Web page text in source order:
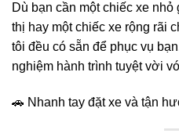
Dù bạn cần một chiếc xe
thị hay một chiếc xe rộng rãi
tôi đều có sẵn để phục vụ
nghiệm hành trình tuyệt vời
🚗 Nhanh tay đặt xe và tận